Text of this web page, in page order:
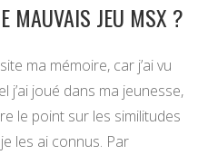
MAUVAIS JEU MSX ?
ma mémoire, car j’ai vu
j’ai joué dans ma jeunesse,
le point sur les similitudes
les ai connus. Par